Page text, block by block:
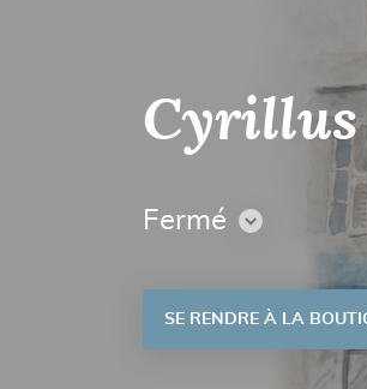
Cyrillus
Fermé
CONSULTER
SE RENDRE À LA
VOIR
SUR